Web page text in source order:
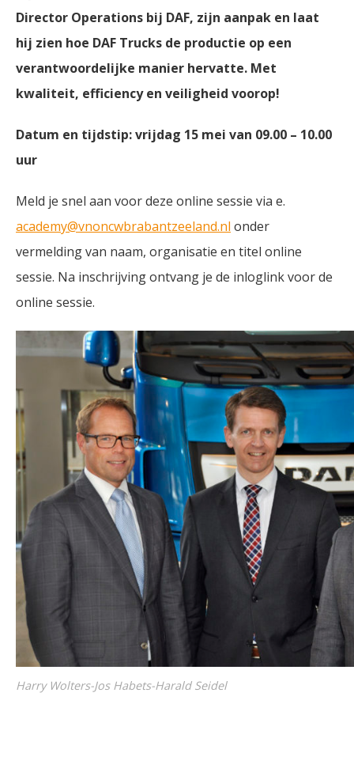
Director Operations bij DAF, zijn aanpak en laat
hij zien hoe DAF Trucks de productie op een
verantwoordelijke manier hervatte. Met
kwaliteit, efficiency en veiligheid voorop!
Datum en tijdstip:vrijdag 15 mei van 09.00 – 10.00
uur
Meld je snel aan voor deze online sessie via e.
academy@vnoncwbrabantzeeland.nl onder
vermelding van naam, organisatie en titel online
sessie. Na inschrijving ontvang je de inloglink voor de
online sessie.
Harry Wolters-Jos Habets-Harald Seidel